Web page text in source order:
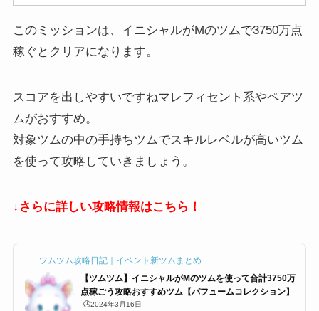
このミッションは、イニシャルがMのツムで3750万点
稼ぐとクリアになります。
スコアを出しやすいですねマレフィセント系やペアツ
ムがおすすめ。
対象ツムの中の手持ちツムでスキルレベルが高いツム
を使って攻略していきましょう。
↓さらに詳しい攻略情報はこちら！
ツムツム攻略日記｜イベント新ツムまとめ
【ツムツム】イニシャルがMのツムを使って合計3750万
点稼ごう攻略おすすめツム【パフュームコレクション】
🕒️2024年3月16日